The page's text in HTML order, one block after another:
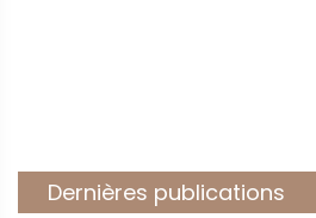
Dernières publications